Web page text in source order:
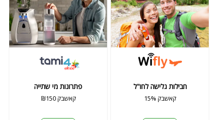
פתרונות מי שתייה
₪150 קאשבק
חבילות גלישה לחו"ל
15% קאשבק